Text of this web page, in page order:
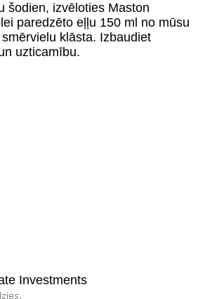
šodien, izvēloties Maston
paredzēto eļļu 150 ml no mūsu
klāsta. Izbaudiet
uzticamību.
Investments